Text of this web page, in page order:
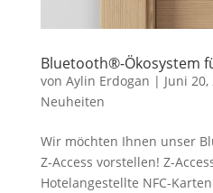
Bluetooth®-Ökosystem
von Aylin Erdogan | Juni 20,
Neuheiten
Wir möchten Ihnen unser
Z-Access vorstellen! Z-
Hotelangestellte NFC-